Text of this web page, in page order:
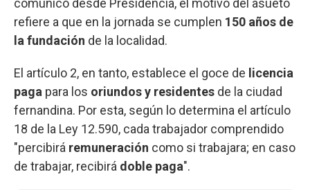
comunicó desde Presidencia, el motivo del asueto
refiere a que en la jornada se cumplen 150 años de
la fundación de la localidad.
El artículo 2, en tanto, establece el goce de licencia
paga para los oriundos y residentes de la ciudad
fernandina. Por esta, según lo determina el artículo
18 de la Ley 12.590, cada trabajador comprendido
"percibirá remuneración como si trabajara; en caso
de trabajar, recibirá doble paga".